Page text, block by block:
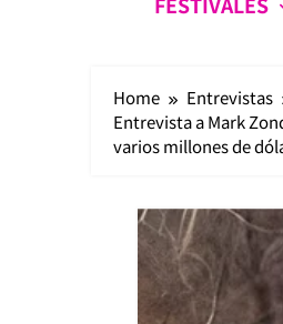
Home
Entrevistas
Entrevista a Mark
varios millones de